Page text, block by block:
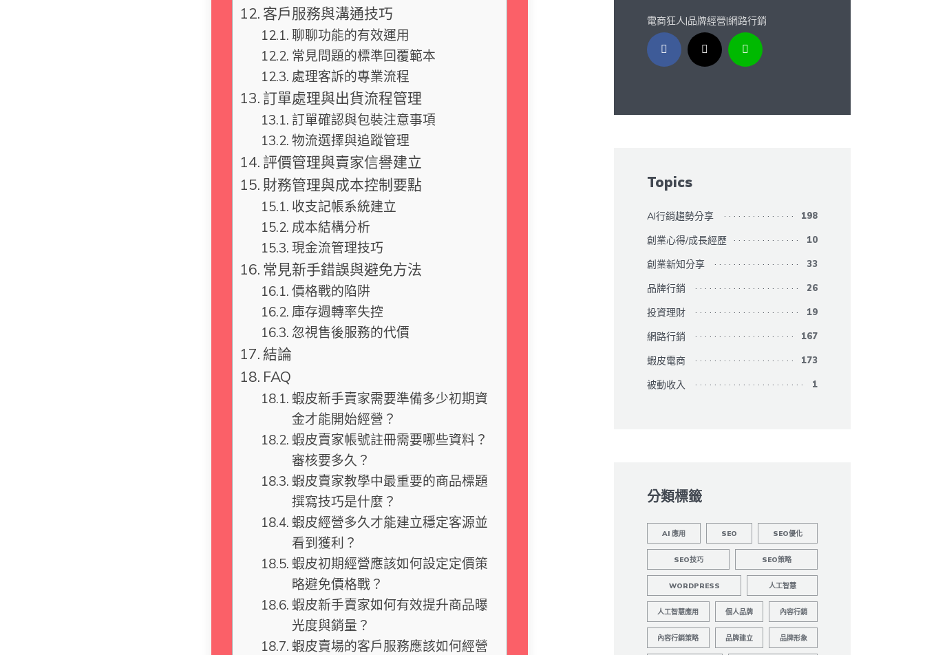
客戶服務與溝通技巧
聊聊功能的有效運用
常見問題的標準回覆範本
處理客訴的專業流程
訂單處理與出貨流程管理
訂單確認與包裝注意事項
物流選擇與追蹤管理
評價管理與賣家信譽建立
財務管理與成本控制要點
收支記帳系統建立
成本結構分析
現金流管理技巧
常見新手錯誤與避免方法
價格戰的陷阱
庫存週轉率失控
忽視售後服務的代價
結論
FAQ
蝦皮新手賣家需要準備多少初期資
金才能開始經營？
蝦皮賣家帳號註冊需要哪些資料？
審核要多久？
蝦皮賣家教學中最重要的商品標題
撰寫技巧是什麼？
蝦皮經營多久才能建立穩定客源並
看到獲利？
蝦皮初期經營應該如何設定定價策
略避免價格戰？
蝦皮新手賣家如何有效提升商品曝
光度與銷量？
蝦皮賣場的客戶服務應該如何經營
電商狂人|品牌經營|網路行銷
Topics
AI行銷趨勢分享 198
創業心得/成長經歷 10
創業新知分享 33
品牌行銷 26
投資理財 19
網路行銷 167
蝦皮電商 173
被動收入 1
分類標籤
AI 應用 SEO SEO優化
SEO技巧 SEO策略
WORDPRESS 人工智慧
人工智慧應用 個人品牌 內容行銷
內容行銷策略 品牌建立 品牌形象